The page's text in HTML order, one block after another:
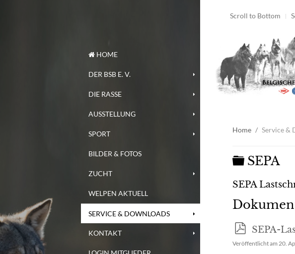
HOME
DER BSB E. V.
DIE RASSE
AUSSTELLUNG
SPORT
BILDER & FOTOS
ZUCHT
WELPEN AKTUELL
SERVICE & DOWNLOADS
KONTAKT
Scroll to Bottom
Home Service &
Ordner
SEPA
SEPA
p
f
SEPA-
Veröffentlicht am 20.